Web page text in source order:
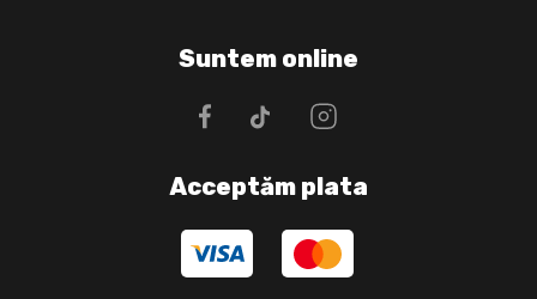
Suntem online
Acceptăm plata